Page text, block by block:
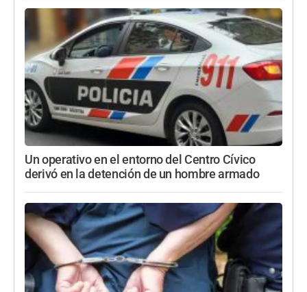
Un operativo en el entorno del Centro Cívico
derivó en la detención de un hombre armado